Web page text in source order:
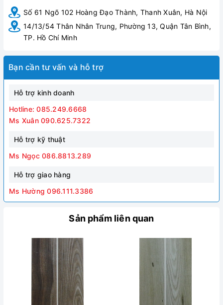
Số 61 Ngõ 102 Hoàng Đạo Thành, Thanh Xuân, Hà Nội
14/13/54 Thân Nhân Trung, Phường 13, Quận Tân Bình,
TP. Hồ Chí Minh
Bạn cần tư vấn và hỗ trợ
Hỗ trợ kinh doanh
Hotline: 085.249.6668
Ms Xuân 090.625.7322
Hỗ trợ kỹ thuật
Ms Ngọc 086.8813.289
Hỗ trợ giao hàng
Ms Hường 096.111.3386
Sản phẩm liên quan